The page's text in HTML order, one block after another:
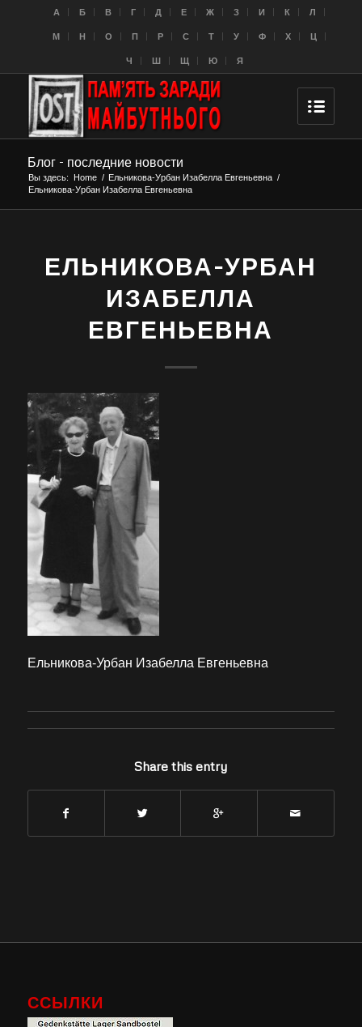
A Б В Г Д Е Ж З И К Л
M Н О П Р С Т У Ф Х Ц
Ч Ш Щ Ю Я
Блог - последние новости
Вы здесь: Home / Ельникова-Урбан Изабелла Евгеньевна /
Ельникова-Урбан Изабелла Евгеньевна
ЕЛЬНИКОВА-УРБАН
ИЗАБЕЛЛА
ЕВГЕНЬЕВНА
Ельникова-Урбан Изабелла Евгеньевна
Share this entry
ССЫЛКИ